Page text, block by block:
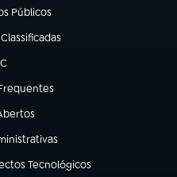
Públicos
aba)
aba)
em nova aba)
aba)
nova aba)
aba)
Tecnológicos